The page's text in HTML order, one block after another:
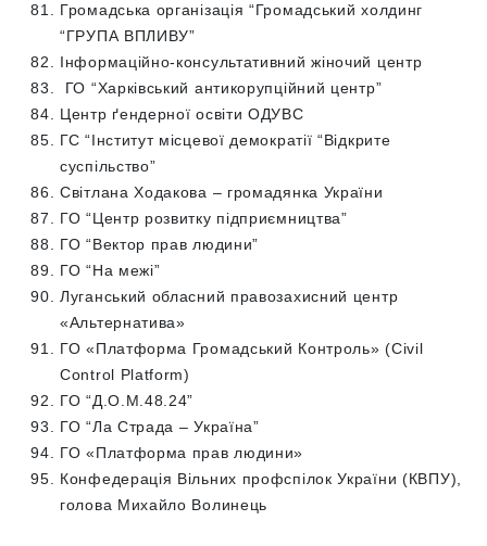
Громадська організація “Громадський холдинг
“ГРУПА ВПЛИВУ”
Інформаційно-консультативний жіночий центр
ГО “Харківський антикорупційний центр”
Центр ґендерної освіти ОДУВС
ГС “Інститут місцевої демократії “Відкрите
суспільство”
Світлана Ходакова – громадянка України
ГО “Центр розвитку підприємництва”
ГО “Вектор прав людини”
ГО “На межі”
Луганський обласний правозахисний центр
«Альтернатива»
ГО «Платформа Громадський Контроль» (Civil
Control Platform)
ГО “Д.О.М.48.24”
ГО “Ла Страда – Україна”
ГО «Платформа прав людини»
Конфедерація Вільних профспілок України (КВПУ),
голова Михайло Волинець